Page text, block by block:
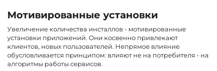
Мотивированные установки
Увеличение количества инсталлов - мотивированные
установки приложений. Они косвенно привлекают
клиентов, новых пользователей. Непрямое влияние
обусловливается принципом: влияют не на потребителя - на
алгоритмы работы сервисов.